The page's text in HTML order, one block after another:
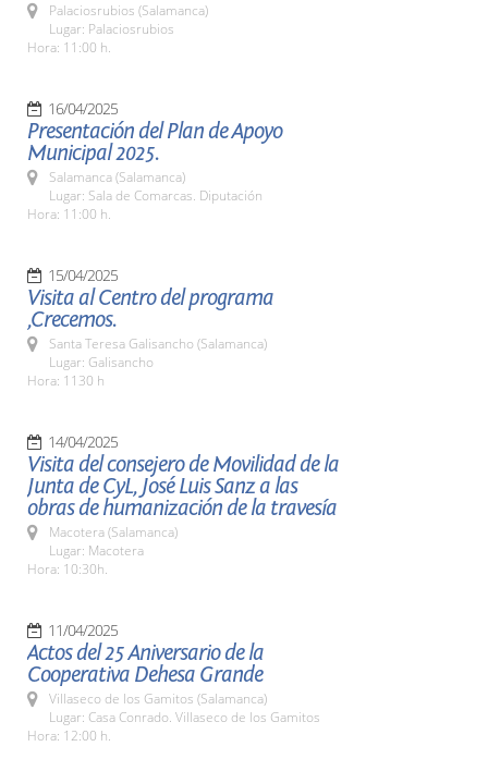
Palaciosrubios (Salamanca)
Lugar: Palaciosrubios
Hora: 11:00 h.
16/04/2025
Presentación del Plan de Apoyo
Municipal 2025.
Salamanca (Salamanca)
Lugar: Sala de Comarcas. Diputación
Hora: 11:00 h.
15/04/2025
Visita al Centro del programa
,Crecemos.
Santa Teresa Galisancho (Salamanca)
Lugar: Galisancho
Hora: 1130 h
14/04/2025
Visita del consejero de Movilidad de la
Junta de CyL, José Luis Sanz a las
obras de humanización de la travesía
Macotera (Salamanca)
Lugar: Macotera
Hora: 10:30h.
11/04/2025
Actos del 25 Aniversario de la
Cooperativa Dehesa Grande
Villaseco de los Gamitos (Salamanca)
Lugar: Casa Conrado. Villaseco de los Gamitos
Hora: 12:00 h.